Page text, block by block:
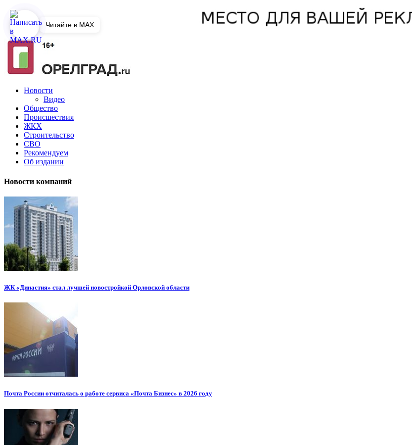
Новости
Видео
Общество
Происшествия
ЖКХ
Строительство
СВО
Рекомендуем
Об издании
Новости компаний
ЖК «Династия» стал лучшей новостройкой Орловской области
Почта России отчиталась о работе сервиса «Почта Бизнес» в 2026 году
Читайте в MAX